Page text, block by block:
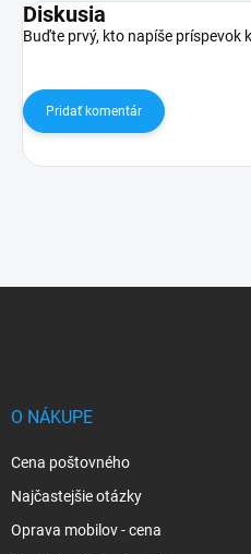
Diskusia
Buďte prvý, kto napíše príspevok
Pridať komentár
O NÁKUPE
Cena poštovného
Najčastejšie otázky
Oprava mobilov - cena